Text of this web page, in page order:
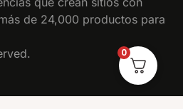
de 24,000 productos para
0